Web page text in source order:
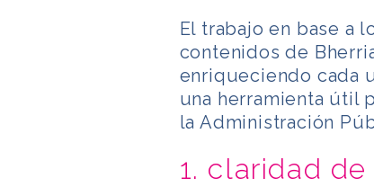
El trabajo en base a
contenidos de
enriqueciendo cada
una herramienta útil
la Administración
1. claridad